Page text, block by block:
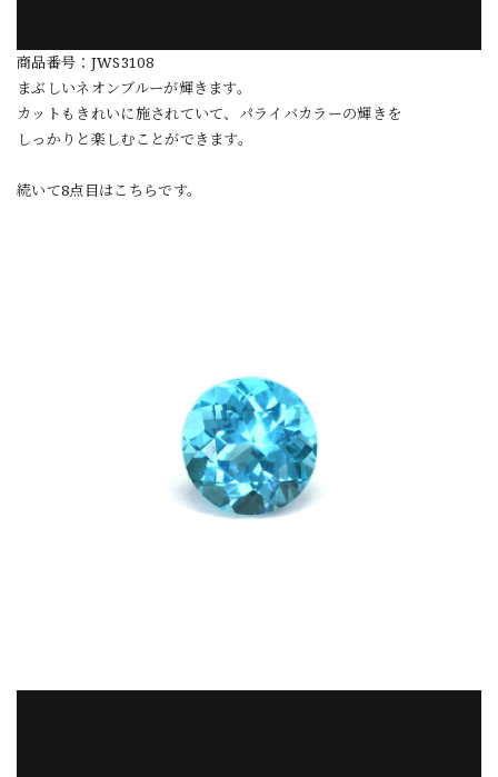
商品番号：JWS3108
まぶしいネオンブルーが輝きます。
カットもきれいに施されていて、パライバカラーの輝きを
しっかりと楽しむことができます。
続いて8点目はこちらです。